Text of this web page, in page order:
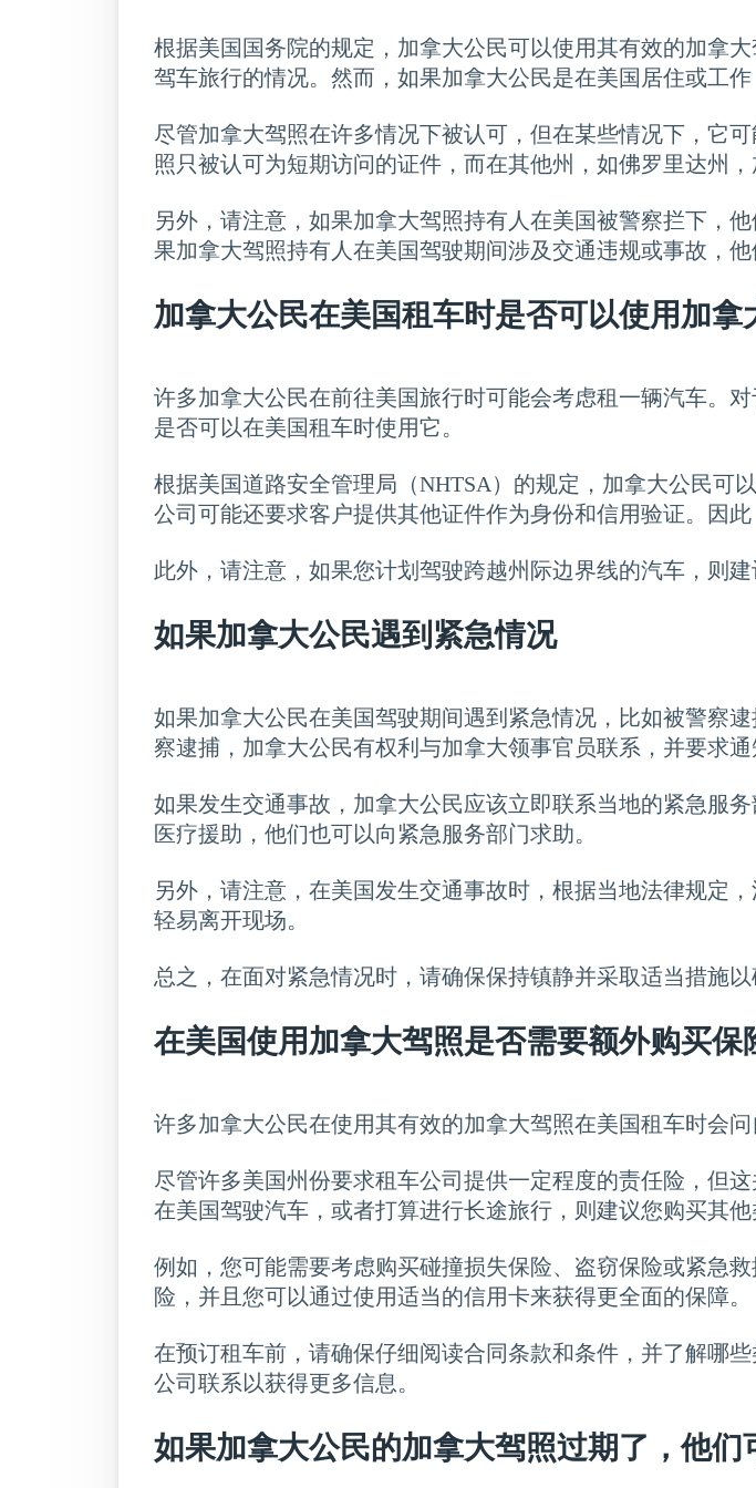
根据美国国务院的规定，加拿大公民可以使用其有效的加拿
驾车旅行的情况。然而，如果加拿大公民是在美国居住或工
尽管加拿大驾照在许多情况下被认可，但在某些情况下，它
照只被认可为短期访问的证件，而在其他州，如佛罗里达州
另外，请注意，如果加拿大驾照持有人在美国被警察拦下，
果加拿大驾照持有人在美国驾驶期间涉及交通违规或事故，他
加拿大公民在美国租车时是否可以使用加拿
许多加拿大公民在前往美国旅行时可能会考虑租一辆汽车。
是否可以在美国租车时使用它。
根据美国道路安全管理局（NHTSA）的规定，加拿大公民可
公司可能还要求客户提供其他证件作为身份和信用验证。因
此外，请注意，如果您计划驾驶跨越州际边界线的汽车，则
如果加拿大公民遇到紧急情况
如果加拿大公民在美国驾驶期间遇到紧急情况，比如被警察
察逮捕，加拿大公民有权利与加拿大领事官员联系，并要求
如果发生交通事故，加拿大公民应该立即联系当地的紧急服
医疗援助，他们也可以向紧急服务部门求助。
另外，请注意，在美国发生交通事故时，根据当地法律规定
轻易离开现场。
总之，在面对紧急情况时，请确保保持镇静并采取适当措施以
在美国使用加拿大驾照是否需要额外购买保
许多加拿大公民在使用其有效的加拿大驾照在美国租车时会
尽管许多美国州份要求租车公司提供一定程度的责任险，但
在美国驾驶汽车，或者打算进行长途旅行，则建议您购买其他
例如，您可能需要考虑购买碰撞损失保险、盗窃保险或紧急
险，并且您可以通过使用适当的信用卡来获得更全面的保障。
在预订租车前，请确保仔细阅读合同条款和条件，并了解哪
公司联系以获得更多信息。
如果加拿大公民的加拿大驾照过期了，他们